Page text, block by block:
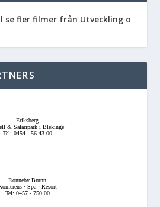
se fler filmer från Utveckling o
Eriksberg
& Safaripark i Blekinge
Tel: 0454 - 56 43 00
Ronneby Brunn
· Spa · Resort
Tel: 0457 - 750 00